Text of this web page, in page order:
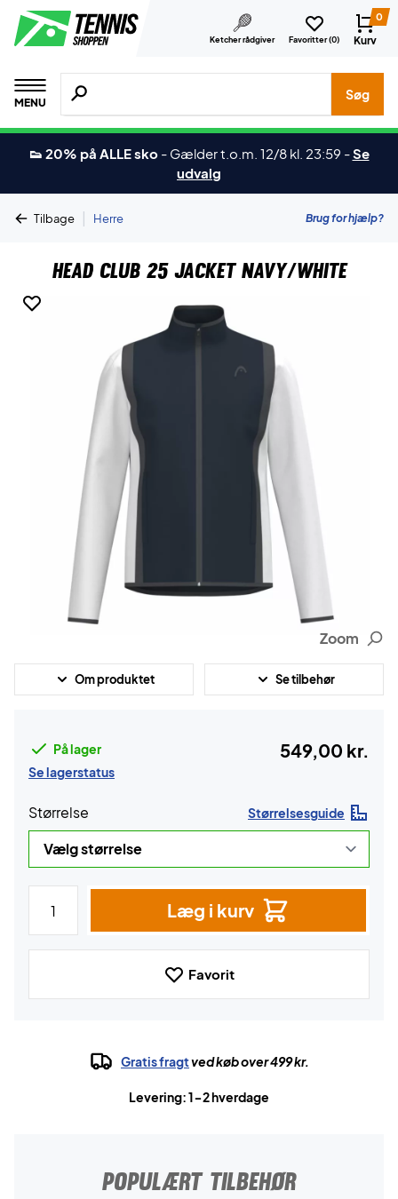
Ketcher rådgiver Favoritter (0)
0
Kurv
MENU
Søg efter produkter, mærker etc.
Søg
👟 20% på ALLE sko - Gælder t.o.m. 12/8 kl. 23:59 -Se
udvalg
Tilbage | Herre Brug for hjælp?
Head Club 25 Jacket Navy/White
Zoom
Om produktet Se tilbehør
På lager
Se lagerstatus
549,00 kr.
Størrelse Størrelsesguide
Læg i kurv
Favorit
Gratis fragtved køb over 499 kr.
Levering: 1-2 hverdage
POPULÆRT TILBEHØR